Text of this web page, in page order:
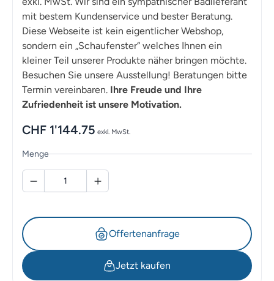
mit bestem Kundenservice und bester Beratung.
Diese Webseite ist kein eigentlicher Webshop,
sondern ein „Schaufenster“ welches Ihnen ein
kleiner Teil unserer Produkte näher bringen möchte.
Besuchen Sie unsere Ausstellung! Beratungen bitte
Termin vereinbaren. Ihre Freude und Ihre
Zufriedenheit ist unsere Motivation.
CHF 1'144.75 exkl. MwSt.
Menge
Offertenanfrage
Jetzt kaufen